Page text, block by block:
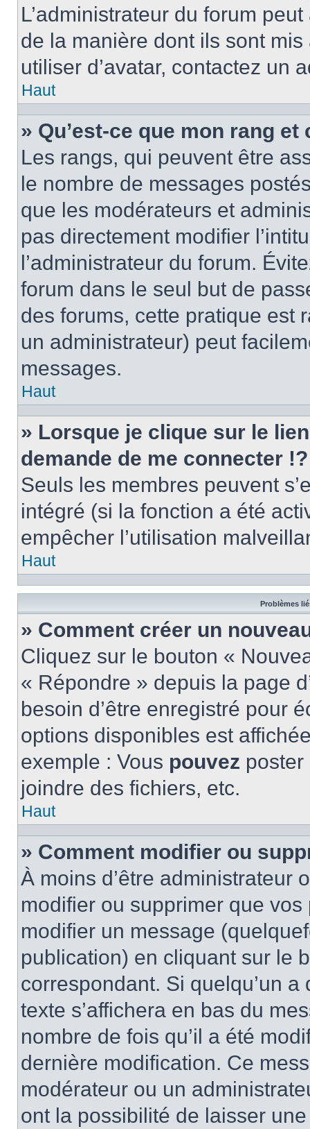
L’administrateur du forum
de la manière dont ils sont
utiliser d’avatar, contactez un
Haut
» Qu’est-ce que mon rang
Les rangs, qui peuvent être
le nombre de messages
que les modérateurs et
pas directement modifier
l’administrateur du forum.
forum dans le seul but de
des forums, cette pratique est
un administrateur) peut
messages.
Haut
» Lorsque je clique sur le
demande de me connecter !?
Seuls les membres peuvent
intégré (si la fonction a été
empêcher l’utilisation
Haut
Problèmes
» Comment créer un
Cliquez sur le bouton «
« Répondre » depuis la page
besoin d’être enregistré pour
options disponibles est
exemple : Vous pouvez
joindre des fichiers, etc.
Haut
» Comment modifier ou
À moins d’être administrateur
modifier ou supprimer que
modifier un message
publication) en cliquant sur le
correspondant. Si quelqu’un
texte s’affichera en bas du
nombre de fois qu’il a été
dernière modification. Ce
modérateur ou un
ont la possibilité de laisser